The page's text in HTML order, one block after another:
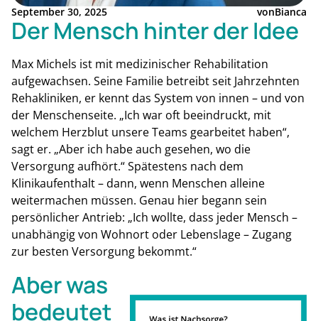
September 30, 2025 vonBianca
Der Mensch hinter der Idee
Max Michels ist mit medizinischer Rehabilitation
aufgewachsen. Seine Familie betreibt seit Jahrzehnten
Rehakliniken, er kennt das System von innen – und von
der Menschenseite. „Ich war oft beeindruckt, mit
welchem Herzblut unsere Teams gearbeitet haben“,
sagt er. „Aber ich habe auch gesehen, wo die
Versorgung aufhört.“ Spätestens nach dem
Klinikaufenthalt – dann, wenn Menschen alleine
weitermachen müssen. Genau hier begann sein
persönlicher Antrieb: „Ich wollte, dass jeder Mensch –
unabhängig von Wohnort oder Lebenslage – Zugang
zur besten Versorgung bekommt.“
Aber was
bedeutet